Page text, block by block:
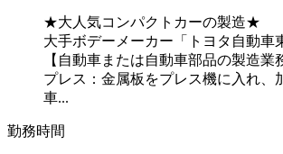
★大人気コンパクトカーの製造★
大手ボデーメーカー「トヨタ自動車
【自動車または自動車部品の製造業
プレス：金属板をプレス機に入れ、
車...
勤務時間